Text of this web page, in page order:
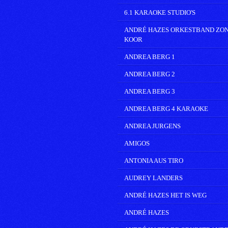
6.1 KARAOKE STUDIO'S
ANDRÉ HAZES ORKESTBAND
KOOR
ANDREA BERG 1
ANDREA BERG 2
ANDREA BERG 3
ANDREA BERG 4 KARAOKE
ANDREA JURGENS
AMIGOS
ANTONIA AUS TIRO
AUDREY LANDERS
ANDRÉ HAZES HET IS WEG
ANDRÉ HAZES